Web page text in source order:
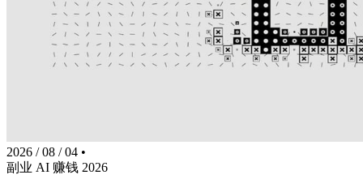
2026 / 08 / 04 •
副业 AI 赚钱 2026